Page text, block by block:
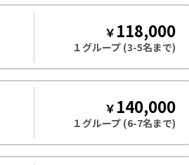
￥ 118,000
１グループ (3-5名まで)
￥ 140,000
１グループ (6-7名まで)